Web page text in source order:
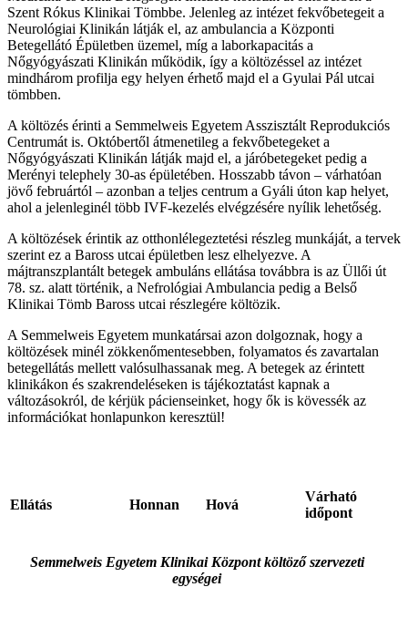
Szent Rókus Klinikai Tömbbe. Jelenleg az intézet fekvőbetegeit a
Neurológiai Klinikán látják el, az ambulancia a Központi
Betegellátó Épületben üzemel, míg a laborkapacitás a
Nőgyógyászati Klinikán működik, így a költözéssel az intézet
mindhárom profilja egy helyen érhető majd el a Gyulai Pál utcai
tömbben.
A költözés érinti a Semmelweis Egyetem Asszisztált Reprodukciós
Centrumát is. Októbertől átmenetileg a fekvőbetegeket a
Nőgyógyászati Klinikán látják majd el, a járóbetegeket pedig a
Merényi telephely 30-as épületében. Hosszabb távon – várhatóan
jövő februártól – azonban a teljes centrum a Gyáli úton kap helyet,
ahol a jelenleginél több IVF-kezelés elvégzésére nyílik lehetőség.
A költözések érintik az otthonlélegeztetési részleg munkáját, a tervek
szerint ez a Baross utcai épületben lesz elhelyezve. A
májtranszplantált betegek ambuláns ellátása továbbra is az Üllői út
78. sz. alatt történik, a Nefrológiai Ambulancia pedig a Belső
Klinikai Tömb Baross utcai részlegére költözik.
A Semmelweis Egyetem munkatársai azon dolgoznak, hogy a
költözések minél zökkenőmentesebben, folyamatos és zavartalan
betegellátás mellett valósulhassanak meg. A betegek az érintett
klinikákon és szakrendeléseken is tájékoztatást kapnak a
változásokról, de kérjük pácienseinket, hogy ők is kövessék az
információkat honlapunkon keresztül!
Ellátás Honnan Hová
Várható
időpont
Semmelweis Egyetem Klinikai Központ költöző szervezeti
egységei